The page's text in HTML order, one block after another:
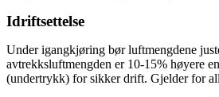
Idriftsettelse
Under igangkjøring bør luftmengdene
avtrekksluftmengden er 10-15% høyere
(undertrykk) for sikker drift. Gjelder for